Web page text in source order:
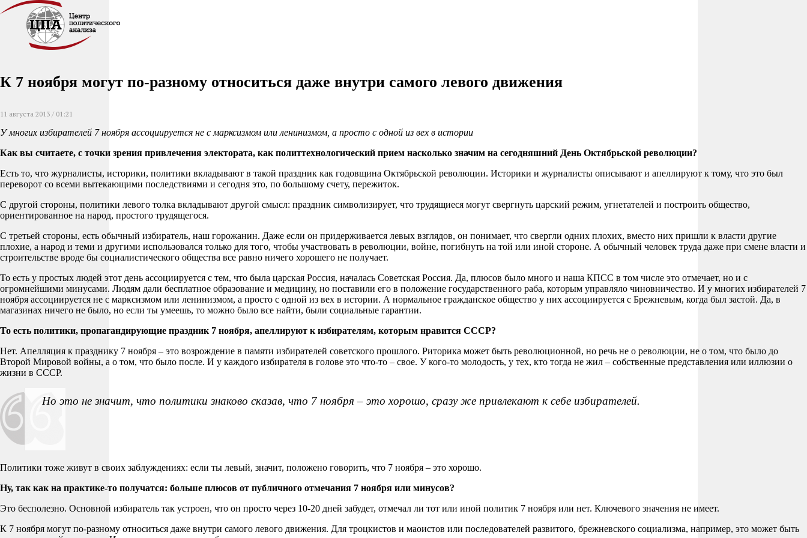
К 7 ноября могут по-разному относиться даже внутри самого левого движения
11 августа 2013 / 01:21
У многих избирателей 7 ноября ассоциируется не с марксизмом или ленинизмом, а просто с одной из вех в истории
Как вы считаете, с точки зрения привлечения электората, как политтехнологический прием насколько значим на сегодняшний День Октябрьской революции?
Есть то, что журналисты, историки, политики вкладывают в такой праздник как годовщина Октябрьской революции. Историки и журналисты описывают и апеллируют к тому, что это был
переворот со всеми вытекающими последствиями и сегодня это, по большому счету, пережиток.
С другой стороны, политики левого толка вкладывают другой смысл: праздник символизирует, что трудящиеся могут свергнуть царский режим, угнетателей и построить общество,
ориентированное на народ, простого трудящегося.
С третьей стороны, есть обычный избиратель, наш горожанин. Даже если он придерживается левых взглядов, он понимает, что свергли одних плохих, вместо них пришли к власти другие
плохие, а народ и теми и другими использовался только для того, чтобы участвовать в революции, войне, погибнуть на той или иной стороне. А обычный человек труда даже при смене власти и
строительстве вроде бы социалистического общества все равно ничего хорошего не получает.
То есть у простых людей этот день ассоциируется с тем, что была царская Россия, началась Советская Россия. Да, плюсов было много и наша КПСС в том числе это отмечает, но и с
огромнейшими минусами. Людям дали бесплатное образование и медицину, но поставили его в положение государственного раба, которым управляло чиновничество. И у многих избирателей 7
ноября ассоциируется не с марксизмом или ленинизмом, а просто с одной из вех в истории. А нормальное гражданское общество у них ассоциируется с Брежневым, когда был застой. Да, в
магазинах ничего не было, но если ты умеешь, то можно было все найти, были социальные гарантии.
То есть политики, пропагандирующие праздник 7 ноября, апеллируют к избирателям, которым нравится СССР?
Нет. Апелляция к празднику 7 ноября – это возрождение в памяти избирателей советского прошлого. Риторика может быть революционной, но речь не о революции, не о том, что было до
Второй Мировой войны, а о том, что было после. И у каждого избирателя в голове это что-то – свое. У кого-то молодость, у тех, кто тогда не жил – собственные представления или иллюзии о
жизни в СССР.
Но это не значит, что политики знаково сказав, что 7 ноября – это хорошо, сразу же привлекают к себе избирателей.
Политики тоже живут в своих заблуждениях: если ты левый, значит, положено говорить, что 7 ноября – это хорошо.
Ну, так как на практике-то получатся: больше плюсов от публичного отмечания 7 ноября или минусов?
Это бесполезно. Основной избиратель так устроен, что он просто через 10-20 дней забудет, отмечал ли тот или иной политик 7 ноября или нет. Ключевого значения не имеет.
К 7 ноября могут по-разному относиться даже внутри самого левого движения. Для троцкистов и маоистов или последователей развитого, брежневского социализма, например, это может быть